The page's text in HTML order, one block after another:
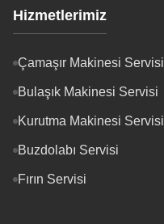
Hizmetlerimiz
Çamaşır Makinesi Servisi
Bulaşık Makinesi Servisi
Kurutma Makinesi Servisi
Buzdolabı Servisi
Fırın Servisi